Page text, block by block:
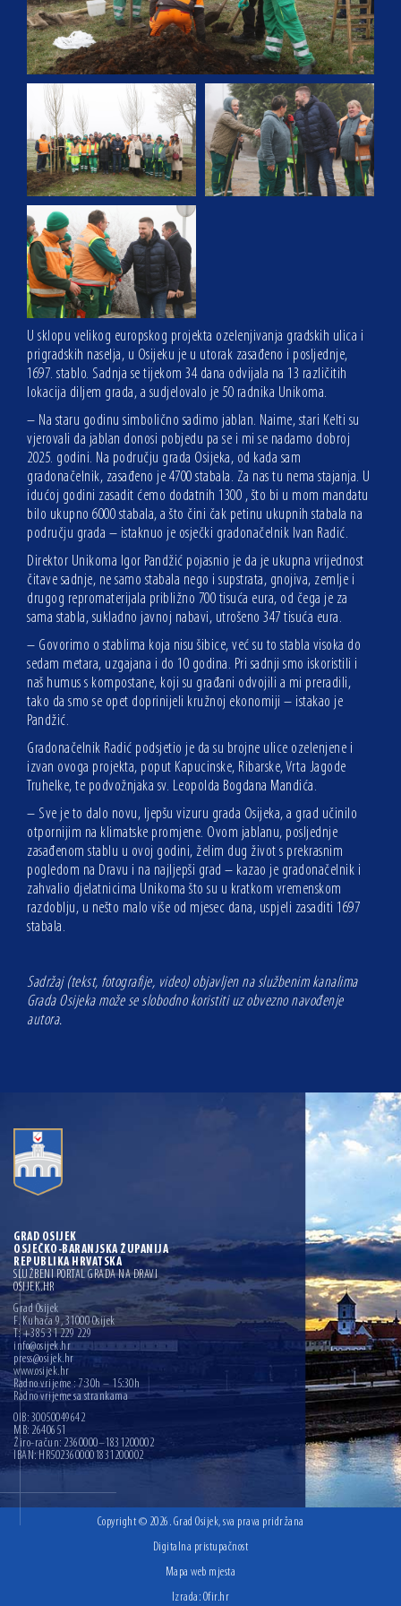
U sklopu velikog europskog projekta ozelenjivanja gradskih ulica i
prigradskih naselja, u Osijeku je u utorak zasađeno i posljednje,
1697. stablo. Sadnja se tijekom 34 dana odvijala na 13 različitih
lokacija diljem grada, a sudjelovalo je 50 radnika Unikoma.
– Na staru godinu simbolično sadimo jablan. Naime, stari Kelti su
vjerovali da jablan donosi pobjedu pa se i mi se nadamo dobroj
2025. godini. Na području grada Osijeka, od kada sam
gradonačelnik, zasađeno je 4700 stabala. Za nas tu nema stajanja. U
idućoj godini zasadit ćemo dodatnih 1300 , što bi u mom mandatu
bilo ukupno 6000 stabala, a što čini čak petinu ukupnih stabala na
području grada – istaknuo je osječki gradonačelnik Ivan Radić.
Direktor Unikoma Igor Pandžić pojasnio je da je ukupna vrijednost
čitave sadnje, ne samo stabala nego i supstrata, gnojiva, zemlje i
drugog repromaterijala približno 700 tisuća eura, od čega je za
sama stabla, sukladno javnoj nabavi, utrošeno 347 tisuća eura.
– Govorimo o stablima koja nisu šibice, već su to stabla visoka do
sedam metara, uzgajana i do 10 godina. Pri sadnji smo iskoristili i
naš humus s kompostane, koji su građani odvojili a mi preradili,
tako da smo se opet doprinijeli kružnoj ekonomiji – istakao je
Pandžić.
Gradonačelnik Radić podsjetio je da su brojne ulice ozelenjene i
izvan ovoga projekta, poput Kapucinske, Ribarske, Vrta Jagode
Truhelke, te podvožnjaka sv. Leopolda Bogdana Mandića.
– Sve je to dalo novu, ljepšu vizuru grada Osijeka, a grad učinilo
otpornijim na klimatske promjene. Ovom jablanu, posljednje
zasađenom stablu u ovoj godini, želim dug život s prekrasnim
pogledom na Dravu i na najljepši grad – kazao je gradonačelnik i
zahvalio djelatnicima Unikoma što su u kratkom vremenskom
razdoblju, u nešto malo više od mjesec dana, uspjeli zasaditi 1697
stabala.
Sadržaj (tekst, fotografije, video) objavljen na službenim kanalima
Grada Osijeka može se slobodno koristiti uz obvezno navođenje
autora.
GRAD OSIJEK
OSJEČKO-BARANJSKA ŽUPANIJA
REPUBLIKA HRVATSKA
SLUŽBENI PORTAL GRADA NA DRAVI
OSIJEK.HR
Grad Osijek
F. Kuhača 9, 31000 Osijek
T: +385 31 229 229
info@osijek.hr
press@osijek.hr
www.osijek.hr
Radno vrijeme : 7:30h – 15:30h
Radno vrijeme sa strankama
OIB: 30050049642
MB: 2640651
Žiro-račun: 2360000–1831200002
IBAN: HR5023600001831200002
Copyright © 2026. Grad Osijek, sva prava pridržana
Digitalna pristupačnost
Mapa web mjesta
Izrada: Ofir.hr